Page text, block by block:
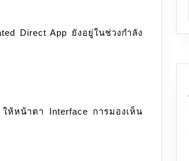
Direct App ยังอยู่ในช่วงกำลัง
ห้หน้าตา Interface การมองเห็น